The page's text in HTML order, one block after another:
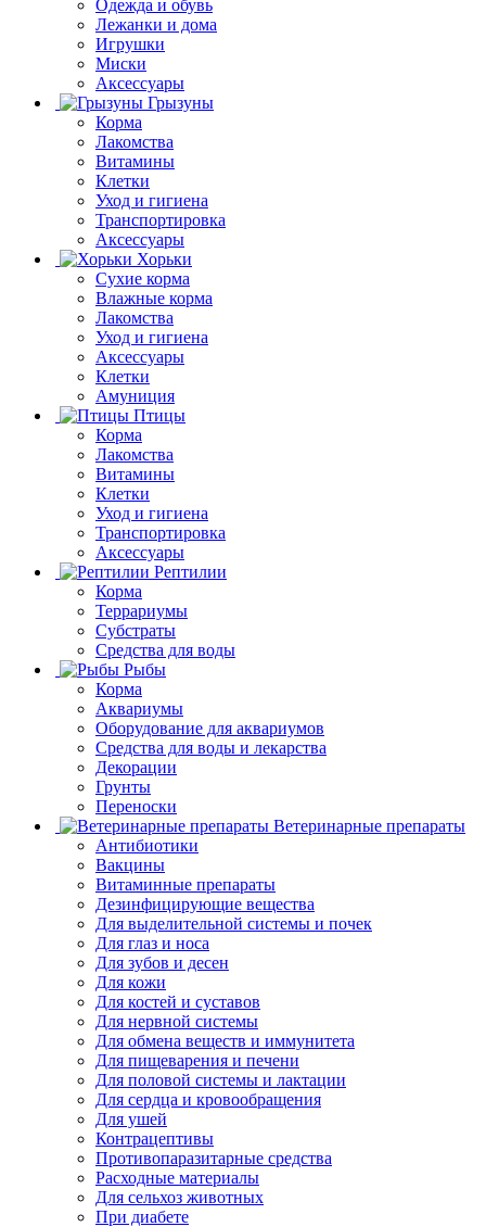
Одежда и обувь
Лежанки и дома
Игрушки
Миски
Аксессуары
Грызуны
Корма
Лакомства
Витамины
Клетки
Уход и гигиена
Транспортировка
Аксессуары
Хорьки
Сухие корма
Влажные корма
Лакомства
Уход и гигиена
Аксессуары
Клетки
Амуниция
Птицы
Корма
Лакомства
Витамины
Клетки
Уход и гигиена
Транспортировка
Аксессуары
Рептилии
Корма
Террариумы
Субстраты
Средства для воды
Рыбы
Корма
Аквариумы
Оборудование для аквариумов
Средства для воды и лекарства
Декорации
Грунты
Переноски
Ветеринарные препараты
Антибиотики
Вакцины
Витаминные препараты
Дезинфицирующие вещества
Для выделительной системы и почек
Для глаз и носа
Для зубов и десен
Для кожи
Для костей и суставов
Для нервной системы
Для обмена веществ и иммунитета
Для пищеварения и печени
Для половой системы и лактации
Для сердца и кровообращения
Для ушей
Контрацептивы
Противопаразитарные средства
Расходные материалы
Для сельхоз животных
При диабете